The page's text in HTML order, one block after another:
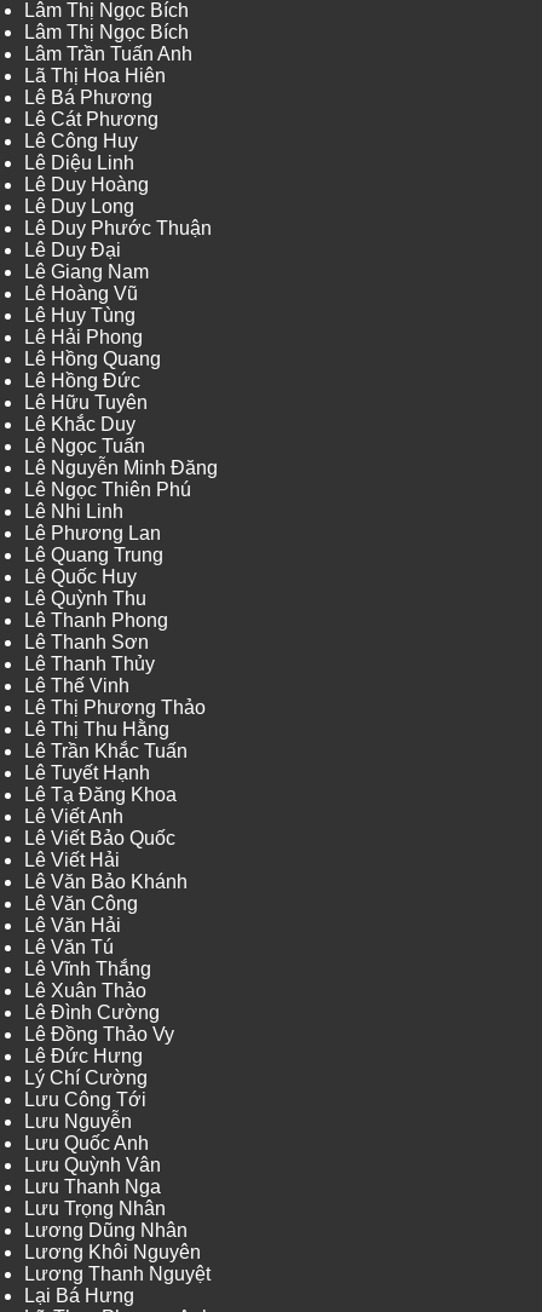
Lâm Thị Ngọc Bích
Lâm Thị Ngọc Bích
Lâm Trần Tuấn Anh
Lã Thị Hoa Hiên
Lê Bá Phương
Lê Cát Phương
Lê Công Huy
Lê Diệu Linh
Lê Duy Hoàng
Lê Duy Long
Lê Duy Phước Thuận
Lê Duy Đại
Lê Giang Nam
Lê Hoàng Vũ
Lê Huy Tùng
Lê Hải Phong
Lê Hồng Quang
Lê Hồng Đức
Lê Hữu Tuyên
Lê Khắc Duy
Lê Ngọc Tuấn
Lê Nguyễn Minh Đăng
Lê Ngọc Thiên Phú
Lê Nhi Linh
Lê Phương Lan
Lê Quang Trung
Lê Quốc Huy
Lê Quỳnh Thu
Lê Thanh Phong
Lê Thanh Sơn
Lê Thanh Thủy
Lê Thế Vinh
Lê Thị Phương Thảo
Lê Thị Thu Hằng
Lê Trần Khắc Tuấn
Lê Tuyết Hạnh
Lê Tạ Đăng Khoa
Lê Viết Anh
Lê Viết Bảo Quốc
Lê Viết Hải
Lê Văn Bảo Khánh
Lê Văn Công
Lê Văn Hải
Lê Văn Tú
Lê Vĩnh Thắng
Lê Xuân Thảo
Lê Đình Cường
Lê Đồng Thảo Vy
Lê Đức Hưng
Lý Chí Cường
Lưu Công Tới
Lưu Nguyễn
Lưu Quốc Anh
Lưu Quỳnh Vân
Lưu Thanh Nga
Lưu Trọng Nhân
Lương Dũng Nhân
Lương Khôi Nguyên
Lương Thanh Nguyệt
Lại Bá Hưng